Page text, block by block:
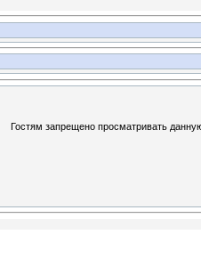
Гостям запрещено просматривать